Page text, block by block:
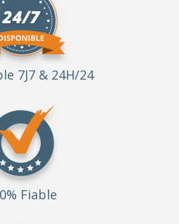
7J7 & 24H/24
Fiable